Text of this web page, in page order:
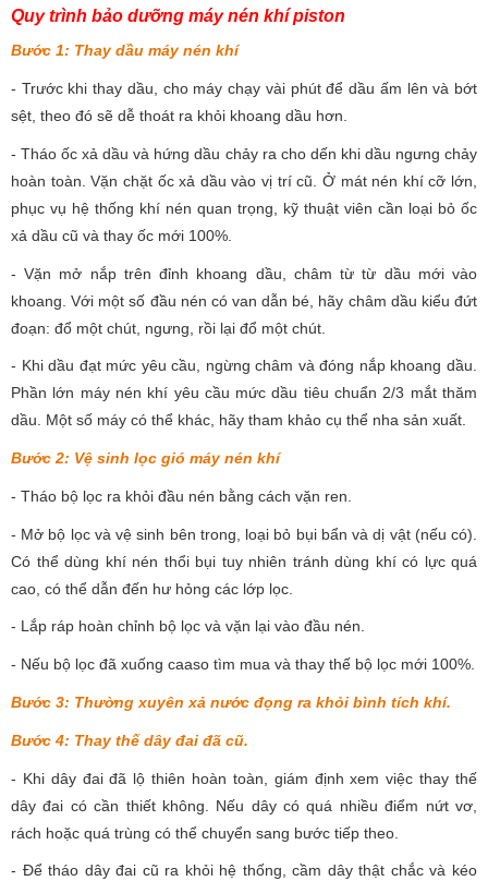
Quy trình bảo dưỡng máy nén khí piston
Bước 1: Thay dầu máy nén khí
- Trước khi thay dầu, cho máy chạy vài phút để dầu ấm lên và bớt
sệt, theo đó sẽ dễ thoát ra khỏi khoang dầu hơn.
- Tháo ốc xả dầu và hứng dầu chảy ra cho dến khi dầu ngưng chảy
hoàn toàn. Vặn chặt ốc xả dầu vào vị trí cũ. Ở mát nén khí cỡ lớn,
phục vụ hệ thống khí nén quan trọng, kỹ thuật viên cần loại bỏ ốc
xả dầu cũ và thay ốc mới 100%.
- Vặn mở nắp trên đỉnh khoang dầu, châm từ từ dầu mới vào
khoang. Với một số đầu nén có van dẫn bé, hãy châm dầu kiểu đứt
đoạn: đổ một chút, ngưng, rồi lại đổ một chút.
- Khi dầu đạt mức yêu cầu, ngừng châm và đóng nắp khoang dầu.
Phần lớn máy nén khí yêu cầu mức dầu tiêu chuẩn 2/3 mắt thăm
dầu. Một số máy có thể khác, hãy tham khảo cụ thể nha sản xuất.
Bước 2: Vệ sinh lọc gió máy nén khí
- Tháo bộ lọc ra khỏi đầu nén bằng cách vặn ren.
- Mở bộ lọc và vệ sinh bên trong, loại bỏ bụi bẩn và dị vật (nếu có).
Có thể dùng khí nén thổi bụi tuy nhiên tránh dùng khí có lực quá
cao, có thể dẫn đến hư hỏng các lớp lọc.
- Lắp ráp hoàn chỉnh bộ lọc và vặn lại vào đầu nén.
- Nếu bộ lọc đã xuống caaso tìm mua và thay thế bộ lọc mới 100%.
Bước 3: Thường xuyên xả nước đọng ra khỏi bình tích khí.
Bước 4: Thay thế dây đai đã cũ.
- Khi dây đai đã lộ thiên hoàn toàn, giám định xem việc thay thế
dây đai có cần thiết không. Nếu dây có quá nhiều điểm nứt vơ,
rách hoặc quá trùng có thể chuyển sang bước tiếp theo.
- Để tháo dây đai cũ ra khỏi hệ thống, cầm dây thật chắc và kéo